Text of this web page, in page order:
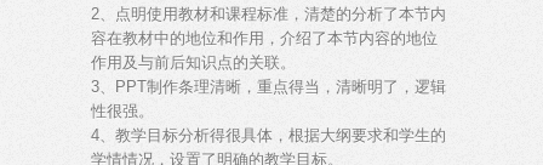
2、点明使用教材和课程标准，清楚的分析了本节内
容在教材中的地位和作用，介绍了本节内容的地位
作用及与前后知识点的关联。
3、PPT制作条理清晰，重点得当，清晰明了，逻辑
性很强。
4、教学目标分析得很具体，根据大纲要求和学生的
学情情况，设置了明确的教学目标。